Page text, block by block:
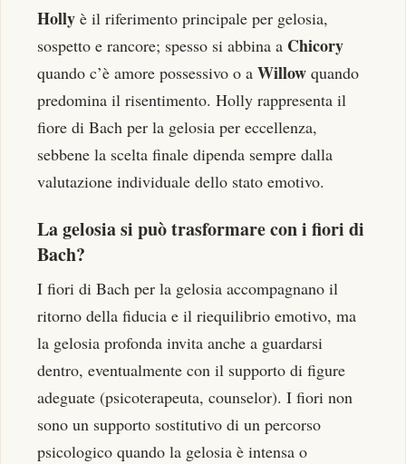
Holly è il riferimento principale per gelosia,
sospetto e rancore; spesso si abbina a Chicory
quando c’è amore possessivo o a Willow quando
predomina il risentimento. Holly rappresenta il
fiore di Bach per la gelosia per eccellenza,
sebbene la scelta finale dipenda sempre dalla
valutazione individuale dello stato emotivo.
La gelosia si può trasformare con i fiori di
Bach?
I fiori di Bach per la gelosia accompagnano il
ritorno della fiducia e il riequilibrio emotivo, ma
la gelosia profonda invita anche a guardarsi
dentro, eventualmente con il supporto di figure
adeguate (psicoterapeuta, counselor). I fiori non
sono un supporto sostitutivo di un percorso
psicologico quando la gelosia è intensa o